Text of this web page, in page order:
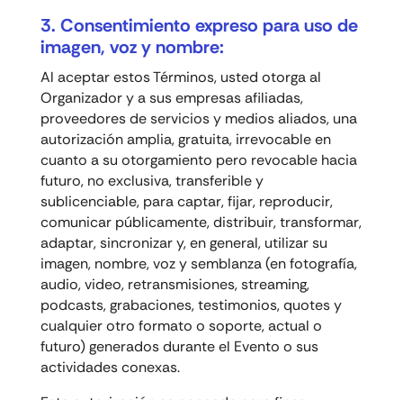
3. Consentimiento expreso para uso de
imagen, voz y nombre:
Al aceptar estos Términos, usted otorga al
Organizador y a sus empresas afiliadas,
proveedores de servicios y medios aliados, una
autorización amplia, gratuita, irrevocable en
cuanto a su otorgamiento pero revocable hacia
futuro, no exclusiva, transferible y
sublicenciable, para captar, fijar, reproducir,
comunicar públicamente, distribuir, transformar,
adaptar, sincronizar y, en general, utilizar su
imagen, nombre, voz y semblanza (en fotografía,
audio, video, retransmisiones, streaming,
podcasts, grabaciones, testimonios, quotes y
cualquier otro formato o soporte, actual o
futuro) generados durante el Evento o sus
actividades conexas.